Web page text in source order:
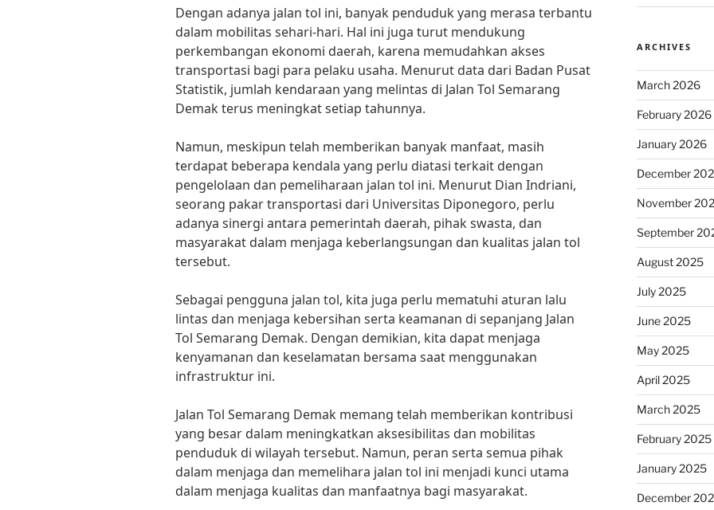
Dengan adanya jalan tol ini, banyak penduduk yang merasa terbantu
dalam mobilitas sehari-hari. Hal ini juga turut mendukung
perkembangan ekonomi daerah, karena memudahkan akses
transportasi bagi para pelaku usaha. Menurut data dari Badan Pusat
Statistik, jumlah kendaraan yang melintas di Jalan Tol Semarang
Demak terus meningkat setiap tahunnya.
Namun, meskipun telah memberikan banyak manfaat, masih
terdapat beberapa kendala yang perlu diatasi terkait dengan
pengelolaan dan pemeliharaan jalan tol ini. Menurut Dian Indriani,
seorang pakar transportasi dari Universitas Diponegoro, perlu
adanya sinergi antara pemerintah daerah, pihak swasta, dan
masyarakat dalam menjaga keberlangsungan dan kualitas jalan tol
tersebut.
Sebagai pengguna jalan tol, kita juga perlu mematuhi aturan lalu
lintas dan menjaga kebersihan serta keamanan di sepanjang Jalan
Tol Semarang Demak. Dengan demikian, kita dapat menjaga
kenyamanan dan keselamatan bersama saat menggunakan
infrastruktur ini.
Jalan Tol Semarang Demak memang telah memberikan kontribusi
yang besar dalam meningkatkan aksesibilitas dan mobilitas
penduduk di wilayah tersebut. Namun, peran serta semua pihak
dalam menjaga dan memelihara jalan tol ini menjadi kunci utama
dalam menjaga kualitas dan manfaatnya bagi masyarakat.
ARCHIVES
March 2026
February 2026
January 2026
December
November
September
August 2025
July 2025
June 2025
May 2025
April 2025
March 2025
February 2025
January 2025
December